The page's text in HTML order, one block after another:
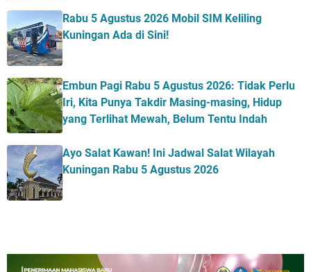
Rabu 5 Agustus 2026 Mobil SIM Keliling
Kuningan Ada di Sini!
Embun Pagi Rabu 5 Agustus 2026: Tidak Perlu
Iri, Kita Punya Takdir Masing-masing, Hidup
yang Terlihat Mewah, Belum Tentu Indah
Ayo Salat Kawan! Ini Jadwal Salat Wilayah
Kuningan Rabu 5 Agustus 2026